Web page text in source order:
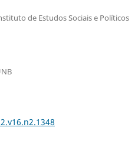
de Estudos Sociais e Políticos